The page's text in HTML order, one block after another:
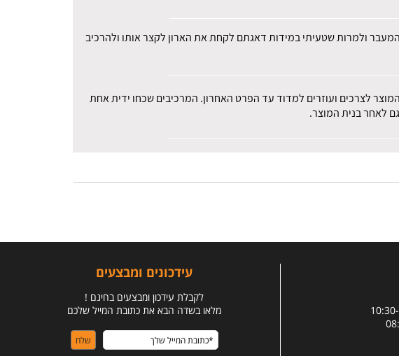
המעבר ולמרות שטעיתי במידות דאגתם לקחת את הארון לקצר אותו ולהרכיב
לצרכים ועוזרים למדוד עד הפרט האחרון. המרכיבים שכחו ידית אחת
לאחר בנית המוצר.
עידכונים ומבצעים
לקבלת עידכון ומבצעים בחינם !
מלאו בשדה הבא את כתובת המייל שלכם